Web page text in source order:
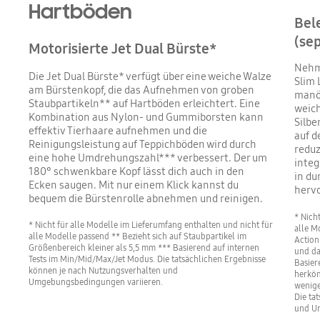
Hartböden
Motorisierte Jet Dual Bürste*
Die Jet Dual Bürste* verfügt über eine weiche Walze
am Bürstenkopf, die das Aufnehmen von groben
Staubpartikeln** auf Hartböden erleichtert. Eine
Kombination aus Nylon- und Gummiborsten kann
effektiv Tierhaare aufnehmen und die
Reinigungsleistung auf Teppichböden wird durch
eine hohe Umdrehungszahl*** verbessert. Der um
180° schwenkbare Kopf lässt dich auch in den
Ecken saugen. Mit nur einem Klick kannst du
bequem die Bürstenrolle abnehmen und reinigen.
* Nicht für alle Modelle im Lieferumfang enthalten und nicht für
alle Modelle passend ** Bezieht sich auf Staubpartikel im
Größenbereich kleiner als 5,5 mm *** Basierend auf internen
Tests im Min/Mid/Max/Jet Modus. Die tatsächlichen Ergebnisse
können je nach Nutzungsverhalten und
Umgebungsbedingungen variieren.
Slim
auf
in
*
alle
und
Die
und